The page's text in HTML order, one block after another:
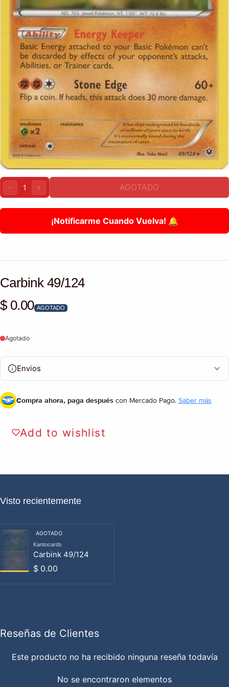
Cantidad:
DISMINUIRAUMENTAR AGOTADO
¡Notificarme Cuando Vuelva! 🔔
Carbink 49/124
Precio habitual
$ 0.00 AGOTADO
Agotado
Envios
Compra ahora, paga después con Mercado Pago. Saber más
Add to wishlist
Visto recientemente
AGOTADO
Proveedor:
Kantocards
Carbink 49/124
Precio habitual
$ 0.00
Reseñas de Clientes
Este producto no ha recibido ninguna reseña todavía
No se encontraron elementos